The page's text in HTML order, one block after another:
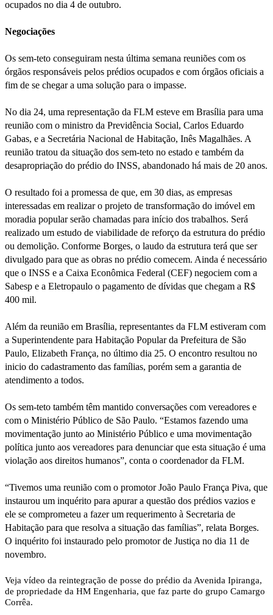
ocupados no dia 4 de outubro.
Negociações
Os sem-teto conseguiram nesta última semana reuniões com os
órgãos responsáveis pelos prédios ocupados e com órgãos oficiais a
fim de se chegar a uma solução para o impasse.
No dia 24, uma representação da FLM esteve em Brasília para uma
reunião com o ministro da Previdência Social, Carlos Eduardo
Gabas, e a Secretária Nacional de Habitação, Inês Magalhães. A
reunião tratou da situação dos sem-teto no estado e também da
desapropriação do prédio do INSS, abandonado há mais de 20 anos.
O resultado foi a promessa de que, em 30 dias, as empresas
interessadas em realizar o projeto de transformação do imóvel em
moradia popular serão chamadas para início dos trabalhos. Será
realizado um estudo de viabilidade de reforço da estrutura do prédio
ou demolição. Conforme Borges, o laudo da estrutura terá que ser
divulgado para que as obras no prédio comecem. Ainda é necessário
que o INSS e a Caixa Econômica Federal (CEF) negociem com a
Sabesp e a Eletropaulo o pagamento de dívidas que chegam a R$
400 mil.
Além da reunião em Brasília, representantes da FLM estiveram com
a Superintendente para Habitação Popular da Prefeitura de São
Paulo, Elizabeth França, no último dia 25. O encontro resultou no
inicio do cadastramento das famílias, porém sem a garantia de
atendimento a todos.
Os sem-teto também têm mantido conversações com vereadores e
com o Ministério Público de São Paulo. “Estamos fazendo uma
movimentação junto ao Ministério Público e uma movimentação
política junto aos vereadores para denunciar que esta situação é uma
violação aos direitos humanos”, conta o coordenador da FLM.
“Tivemos uma reunião com o promotor João Paulo França Piva, que
instaurou um inquérito para apurar a questão dos prédios vazios e
ele se comprometeu a fazer um requerimento à Secretaria de
Habitação para que resolva a situação das famílias”, relata Borges.
O inquérito foi instaurado pelo promotor de Justiça no dia 11 de
novembro.
Veja vídeo da reintegração de posse do prédio da Avenida Ipiranga,
de propriedade da HM Engenharia, que faz parte do grupo Camargo
Corrêa.